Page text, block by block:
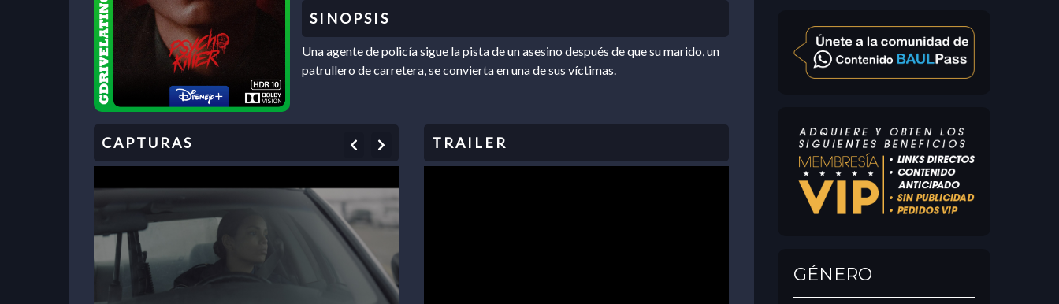
Una agente de policía sigue la pista de un asesino después de que su marido, un
patrullero de carretera, se convierta en una de sus víctimas.
Previous
GÉNERO